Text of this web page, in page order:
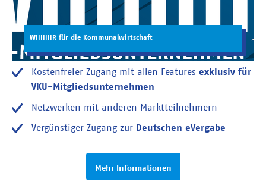
WIIIIIIIR für die Kommunalwirtschaft
Kostenfreier Zugang mit allen Features exklusiv für
VKU-Mitgliedsunternehmen
Netzwerken mit anderen Marktteilnehmern
Vergünstiger Zugang zur Deutschen eVergabe
Mehr Informationen